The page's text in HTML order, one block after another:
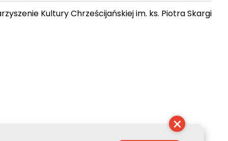
Kultury Chrześcijańskiej im. ks. Piotra Skargi
×